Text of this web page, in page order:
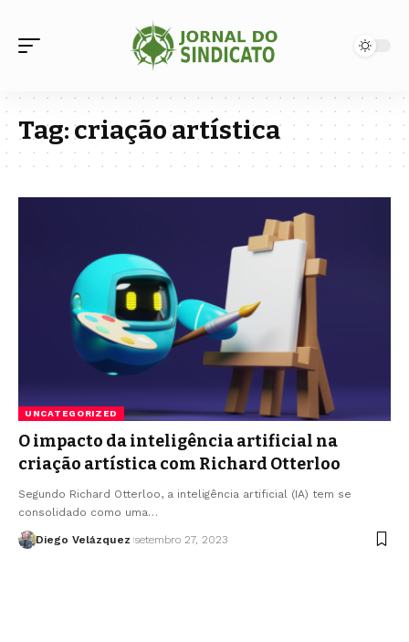
Tag:criação artística
UNCATEGORIZED
O impacto da inteligência artificial na
criação artística com Richard Otterloo
Segundo Richard Otterloo, a inteligência artificial (IA) tem se
consolidado como uma…
Diego Velázquez setembro 27, 2023